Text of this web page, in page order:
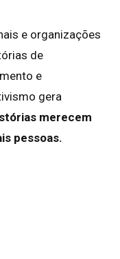
e organizações
de
e
gera
merecem
pessoas.